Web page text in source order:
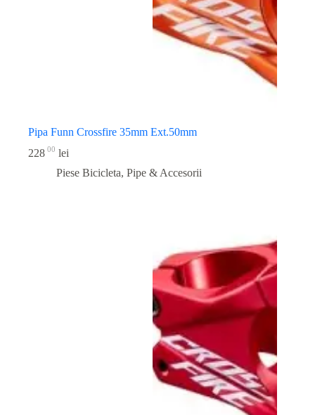
Pipa Funn Crossfire 35mm Ext.50mm
228 00 lei
Piese Bicicleta, Pipe & Accesorii